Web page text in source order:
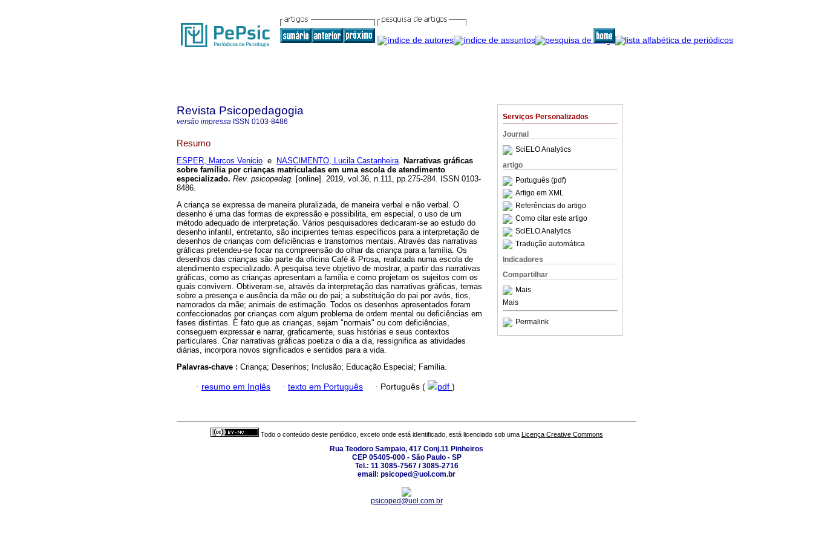
Serviços Personalizados
Journal
SciELO Analytics
artigo
Português (pdf)
Artigo em XML
Referências do artigo
Como citar este artigo
SciELO Analytics
Tradução automática
Indicadores
Compartilhar
Mais
Mais
Permalink
Revista Psicopedagogia
versão impressa ISSN 0103-8486
Resumo
ESPER, Marcos Venicio e NASCIMENTO, Lucila Castanheira. Narrativas gráficas
sobre família por crianças matriculadas em uma escola de atendimento
especializado. Rev. psicopedag. [online]. 2019, vol.36, n.111, pp.275-284. ISSN 0103-
8486.
A criança se expressa de maneira pluralizada, de maneira verbal e não verbal. O
desenho é uma das formas de expressão e possibilita, em especial, o uso de um
método adequado de interpretação. Vários pesquisadores dedicaram-se ao estudo do
desenho infantil, entretanto, são incipientes temas específicos para a interpretação de
desenhos de crianças com deficiências e transtornos mentais. Através das narrativas
gráficas pretendeu-se focar na compreensão do olhar da criança para a família. Os
desenhos das crianças são parte da oficina Café & Prosa, realizada numa escola de
atendimento especializado. A pesquisa teve objetivo de mostrar, a partir das narrativas
gráficas, como as crianças apresentam a família e como projetam os sujeitos com os
quais convivem. Obtiveram-se, através da interpretação das narrativas gráficas, temas
sobre a presença e ausência da mãe ou do pai; a substituição do pai por avós, tios,
namorados da mãe; animais de estimação. Todos os desenhos apresentados foram
confeccionados por crianças com algum problema de ordem mental ou deficiências em
fases distintas. É fato que as crianças, sejam "normais" ou com deficiências,
conseguem expressar e narrar, graficamente, suas histórias e seus contextos
particulares. Criar narrativas gráficas poetiza o dia a dia, ressignifica as atividades
diárias, incorpora novos significados e sentidos para a vida.
Palavras-chave : Criança; Desenhos; Inclusão; Educação Especial; Família.
· resumo em Inglês · texto em Português · Português ( pdf )
Todo o conteúdo deste periódico, exceto onde está identificado, está licenciado sob uma Licença Creative Commons
Rua Teodoro Sampaio, 417 Conj.11 Pinheiros
CEP 05405-000 - São Paulo - SP
Tel.: 11 3085-7567 / 3085-2716
email: psicoped@uol.com.br
psicoped@uol.com.br